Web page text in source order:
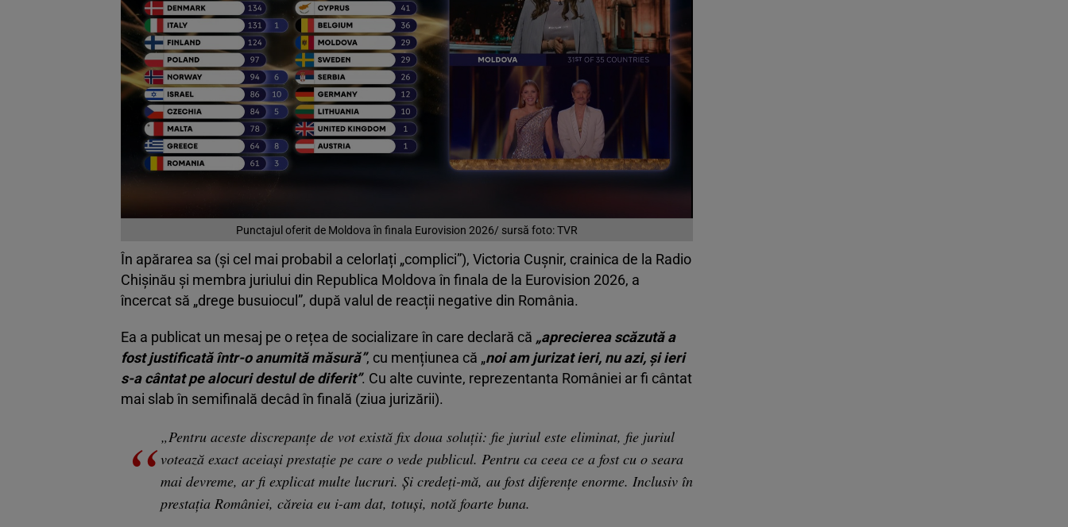
Punctajul oferit de Moldova în finala Eurovision 2026/ sursă foto: TVR
În apărarea sa (și cel mai probabil a celorlați „complici”), Victoria Cușnir, crainica de la Radio
Chișinău și membra juriului din Republica Moldova în finala de la Eurovision 2026, a
încercat să „drege busuiocul”, după valul de reacții negative din România.
Ea a publicat un mesaj pe o rețea de socializare în care declară că „aprecierea scăzută a
fost justificată într-o anumită măsură”, cu mențiunea că „noi am jurizat ieri, nu azi, și ieri
s-a cântat pe alocuri destul de diferit”. Cu alte cuvinte, reprezentanta României ar fi cântat
mai slab în semifinală decâd în finală (ziua jurizării).
„Pentru aceste discrepanțe de vot există fix doua soluții: fie juriul este eliminat, fie juriul
votează exact aceiași prestație pe care o vede publicul. Pentru ca ceea ce a fost cu o seara
mai devreme, ar fi explicat multe lucruri. Și credeți-mă, au fost diferențe enorme. Inclusiv în
prestația României, căreia eu i-am dat, totuși, notă foarte buna.